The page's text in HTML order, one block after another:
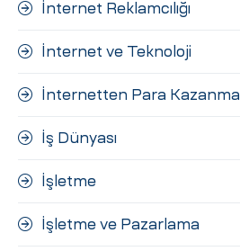
İnternet Reklamcılığı
İnternet ve Teknoloji
İnternetten Para Kazanma
İş Dünyası
İşletme
İşletme ve Pazarlama